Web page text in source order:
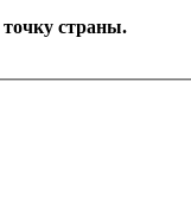
страны.